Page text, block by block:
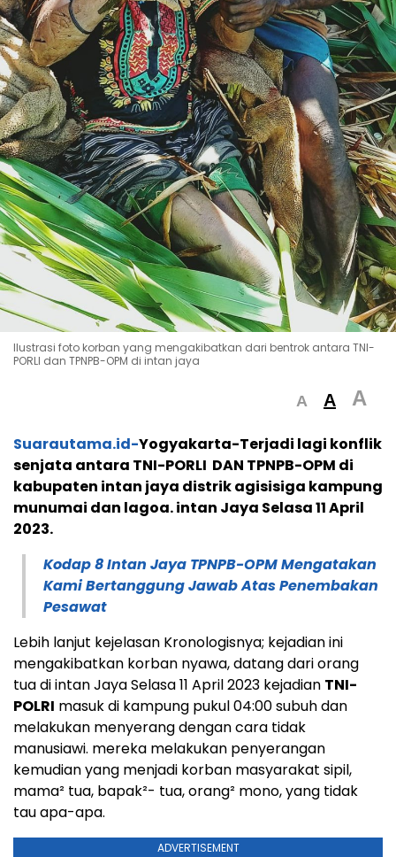
Ilustrasi foto korban yang mengakibatkan dari bentrok antara TNI-
PORLI dan TPNPB-OPM di intan jaya
A A A
Suarautama.id-Yogyakarta-Terjadi lagi konflik
senjata antara TNI-PORLI DAN TPNPB-OPM di
kabupaten intan jaya distrik agisisiga kampung
munumai dan lagoa. intan Jaya Selasa 11 April
2023.
Kodap 8 Intan Jaya TPNPB-OPM Mengatakan
Kami Bertanggung Jawab Atas Penembakan
Pesawat
Lebih lanjut kejelasan Kronologisnya; kejadian ini
mengakibatkan korban nyawa, datang dari orang
tua di intan Jaya Selasa 11 April 2023 kejadian TNI-
POLRI masuk di kampung pukul 04:00 subuh dan
melakukan menyerang dengan cara tidak
manusiawi. mereka melakukan penyerangan
kemudian yang menjadi korban masyarakat sipil,
mama² tua, bapak²- tua, orang² mono, yang tidak
tau apa-apa.
ADVERTISEMENT